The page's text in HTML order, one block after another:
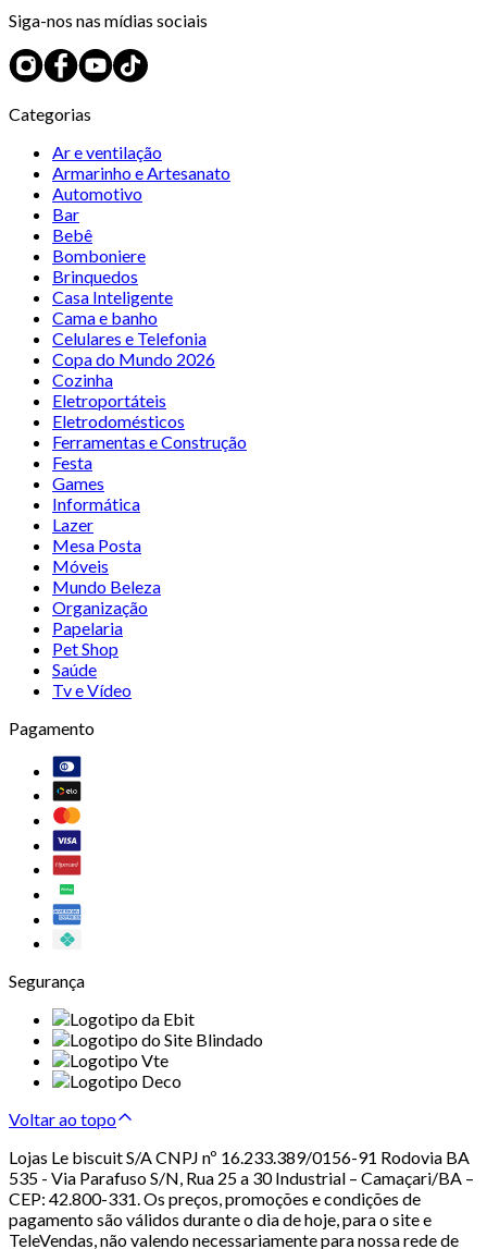
Siga-nos nas mídias sociais
Categorias
Ar e ventilação
Armarinho e Artesanato
Automotivo
Bar
Bebê
Bomboniere
Brinquedos
Casa Inteligente
Cama e banho
Celulares e Telefonia
Copa do Mundo 2026
Cozinha
Eletroportáteis
Eletrodomésticos
Ferramentas e Construção
Festa
Games
Informática
Lazer
Mesa Posta
Móveis
Mundo Beleza
Organização
Papelaria
Pet Shop
Saúde
Tv e Vídeo
Pagamento
Segurança
Voltar ao topo
Lojas Le biscuit S/A CNPJ nº 16.233.389/0156-91 Rodovia BA
535 - Via Parafuso S/N, Rua 25 a 30 Industrial – Camaçari/BA –
CEP: 42.800-331. Os preços, promoções e condições de
pagamento são válidos durante o dia de hoje, para o site e
TeleVendas, não valendo necessariamente para nossa rede de